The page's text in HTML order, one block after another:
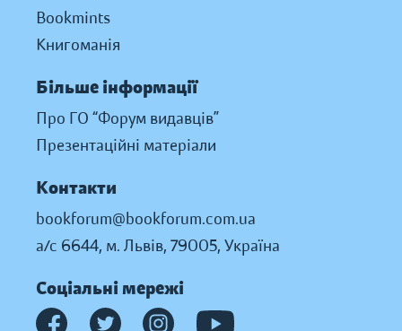
Bookmints
Книгоманія
Більше інформації
Про ГО “Форум видавців”
Презентаційні матеріали
Контакти
bookforum@bookforum.com.ua
а/с 6644, м. Львів, 79005, Україна
Соціальні мережі